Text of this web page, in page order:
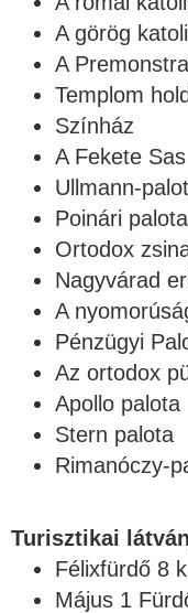
A görög
A
Templom
Színház
A Fekete
Ullmann-
Poinári palota
Ortodox
Nagyvárad
A
Pénzügyi
Az ortodox
Apollo palota
Stern palota
Rimanóczy-
Turisztikai
Félixfürdő 8
Május 1